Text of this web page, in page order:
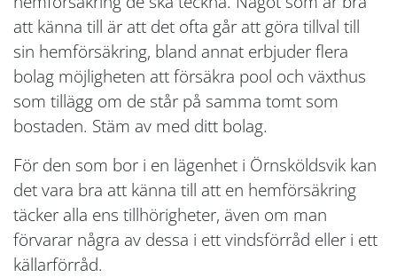
att känna till är att det ofta går att göra tillval till
sin hemförsäkring, bland annat erbjuder flera
bolag möjligheten att försäkra pool och växthus
som tillägg om de står på samma tomt som
bostaden. Stäm av med ditt bolag.
För den som bor i en lägenhet i Örnsköldsvik kan
det vara bra att känna till att en hemförsäkring
täcker alla ens tillhörigheter, även om man
förvarar några av dessa i ett vindsförråd eller i ett
källarförråd.